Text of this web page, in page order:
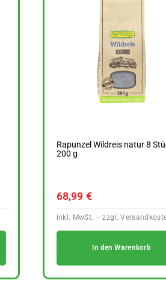
Rapunzel Wildreis natur 8
200 g
68,99 €
In den Warenkorb